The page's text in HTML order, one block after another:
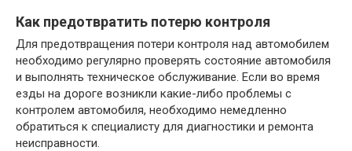
Как предотвратить потерю контроля
Для предотвращения потери контроля над автомобилем
необходимо регулярно проверять состояние автомобиля
и выполнять техническое обслуживание. Если во время
езды на дороге возникли какие-либо проблемы с
контролем автомобиля, необходимо немедленно
обратиться к специалисту для диагностики и ремонта
неисправности.